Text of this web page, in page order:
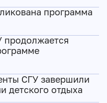
программа
продолжается
СГУ завершили
детского отдыха